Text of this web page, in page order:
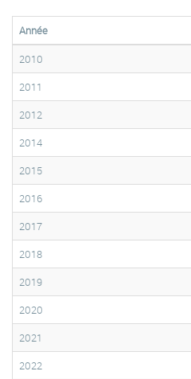
Année
2010
2011
2012
2014
2015
2016
2017
2018
2019
2020
2021
2022